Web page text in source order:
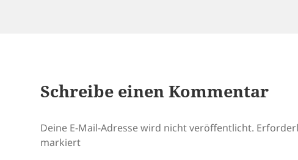
Schreibe einen Kommentar
Deine E-Mail-Adresse wird nicht veröffentlicht.
markiert